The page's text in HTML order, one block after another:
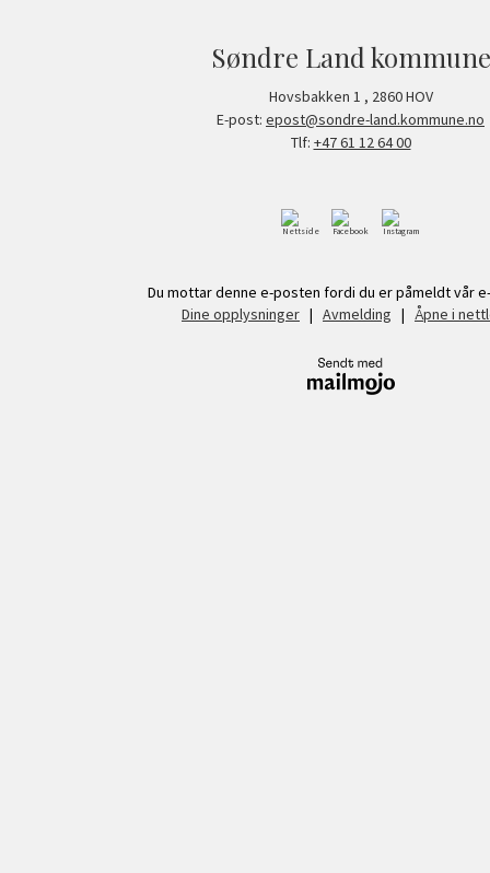
Søndre Land kommune
Hovsbakken 1 , 2860HOV
E-post: epost@sondre-land.kommune.no
Tlf: +47 61 12 64 00
Du mottar denne e-posten fordi du er påmeldt vår
Dine opplysninger | Avmelding | Åpne i